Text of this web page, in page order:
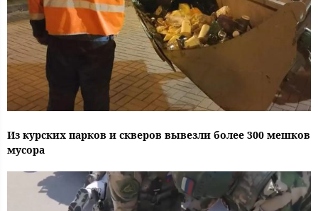
Из курских парков и скверов вывезли более 300 мешков
мусора